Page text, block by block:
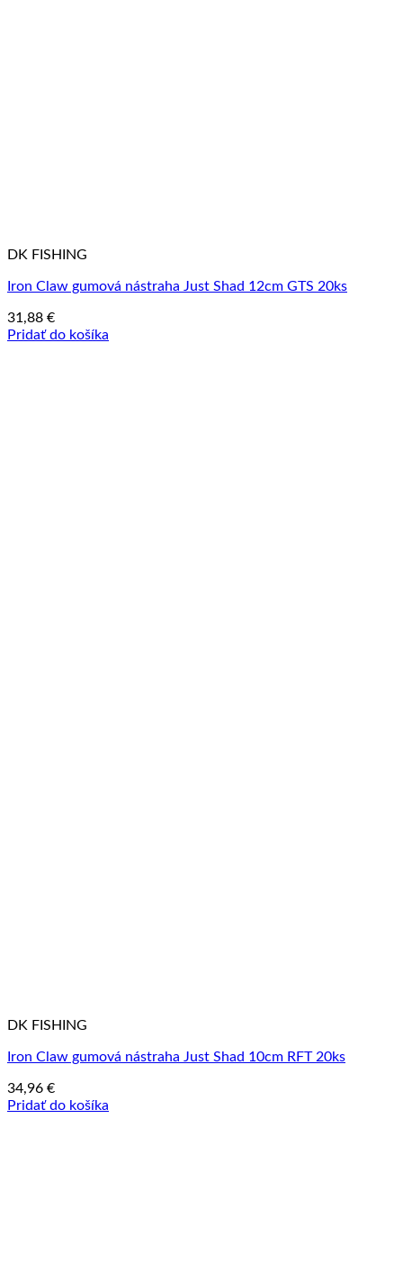
DK FISHING
Iron Claw gumová nástraha Just Shad 12cm GTS 20ks
31,88 €
Pridať do košíka
DK FISHING
Iron Claw gumová nástraha Just Shad 10cm RFT 20ks
34,96 €
Pridať do košíka